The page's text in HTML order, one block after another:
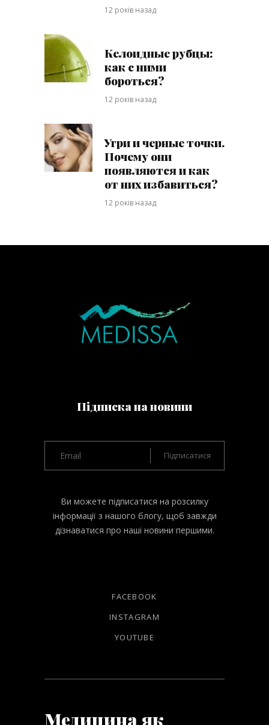
12 років назад
Келоидные рубцы:
как с ними
бороться?
12 років назад
Угри и черные точки.
Почему они
появляются и как
от них избавиться?
12 років назад
Підписка на новини
Ви можете підписатися на розсилку
інформації з нашого блогу, щоб завжди
дізнаватися про наші новини першими.
FACEBOOK
INSTAGRAM
YOUTUBE
Медицина як